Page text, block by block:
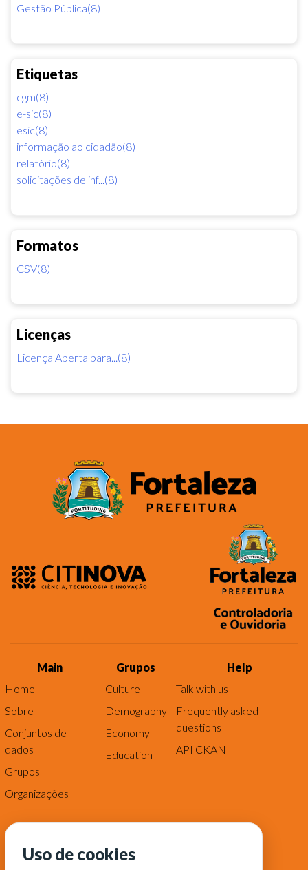
Gestão Pública(8)
Etiquetas
cgm(8)
e-sic(8)
esic(8)
informação ao cidadão(8)
relatório(8)
solicitações de inf...(8)
Formatos
CSV(8)
Licenças
Licença Aberta para...(8)
Main
Home
Sobre
Conjuntos de
dados
Grupos
Organizações
Grupos
Culture
Demography
Economy
Education
Help
Talk with us
Frequently asked
questions
API CKAN
Uso de cookies